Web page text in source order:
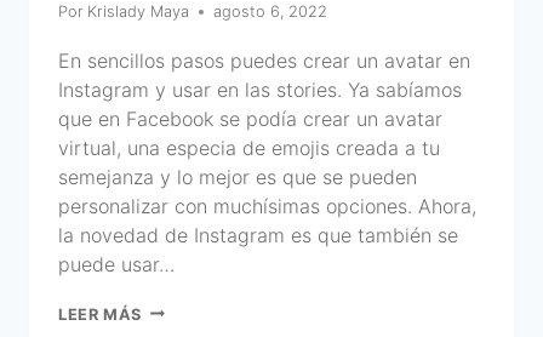
Por Krislady Maya agosto 6, 2022
En sencillos pasos puedes crear un avatar en
Instagram y usar en las stories. Ya sabíamos
que en Facebook se podía crear un avatar
virtual, una especia de emojis creada a tu
semejanza y lo mejor es que se pueden
personalizar con muchísimas opciones. Ahora,
la novedad de Instagram es que también se
puede usar…
LEER MÁS